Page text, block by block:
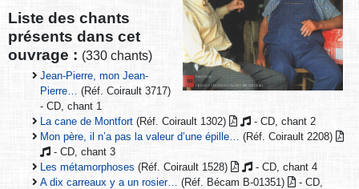
Liste des chants
présents dans cet
ouvrage : (330 chants)
Jean-Pierre, mon Jean-
Pierre…
(Réf. Coirault 3717)
- CD, chant 1
La cane de Montfort (Réf. Coirault 1302)
- CD, chant 2
Mon père, il n’a pas la valeur d’une épille…
(Réf. Coirault 2208)
- CD, chant 3
Les métamorphoses (Réf. Coirault 1528)
- CD, chant 4
A dix carreaux y a un rosier…
(Réf. Bécam B-01351)
- CD,